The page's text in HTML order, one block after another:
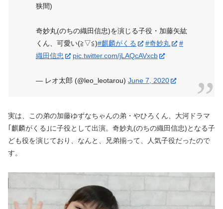
狭間)
奇妙丸(のちの織田信忠)を演じる子役・加藤矢紘
くん、可愛い(≧▽≦)#麒麟がくる #奇妙丸
#
織田信忠
pic.twitter.com/jLAQcAVxcb
— レオ太郎 (@leo_leotarou) June 7, 2020
実は、この弟の加藤ゆずなちゃんの弟・やひろくん、大河ドラマ
｢麒麟がくる｣に子役として出演。奇妙丸(のちの織田信忠)となる子
ども役を演じており、なんと、兄弟揃って、人気子役だったので
す。